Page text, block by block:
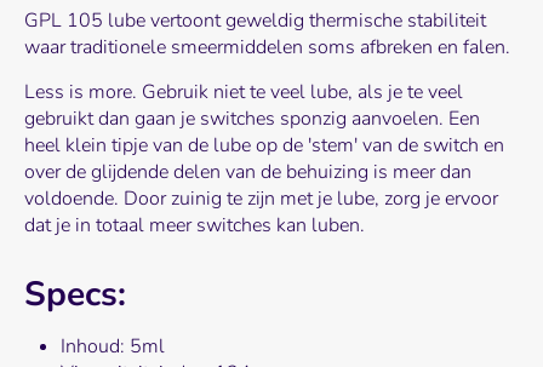
GPL 105 lube vertoont geweldig thermische stabiliteit
waar traditionele smeermiddelen soms afbreken en falen.
Less is more. Gebruik niet te veel lube, als je te veel
gebruikt dan gaan je switches sponzig aanvoelen. Een
heel klein tipje van de lube op de 'stem' van de switch en
over de glijdende delen van de behuizing is meer dan
voldoende. Door zuinig te zijn met je lube, zorg je ervoor
dat je in totaal meer switches kan luben.
Specs:
Inhoud: 5ml